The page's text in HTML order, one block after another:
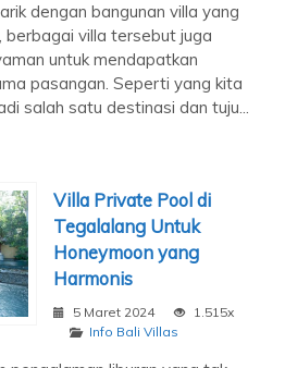
dengan bangunan villa yang
berbagai villa tersebut juga
untuk mendapatkan
pasangan. Seperti yang kita
salah satu destinasi dan tuju...
Villa Private Pool di
Tegalalang Untuk
Honeymoon yang
Harmonis
5 Maret 2024
1.515x
Info Bali Villas